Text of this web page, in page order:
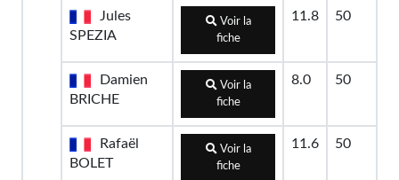
Jules
SPEZIA
Voir la
fiche
11.8 50
Damien
BRICHE
Voir la
fiche
8.0 50
Rafaël
BOLET
Voir la
fiche
11.6 50